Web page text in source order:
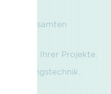
des gesamten
Ihrer Projekte.